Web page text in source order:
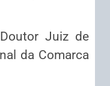
Juiz de
da Comarca